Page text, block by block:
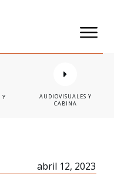
Y
AUDIOVISUALES Y
CABINA
abril 12, 2023